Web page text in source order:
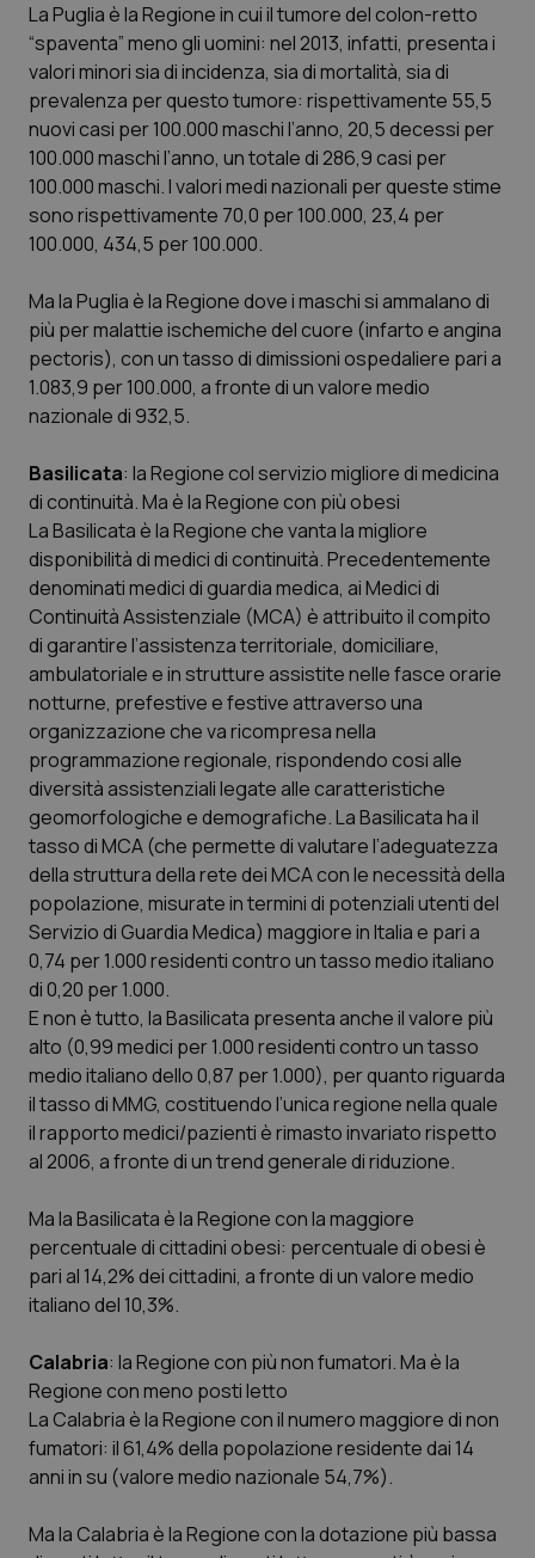
La Puglia è la Regione in cui il tumore del colon-retto
“spaventa” meno gli uomini: nel 2013, infatti, presenta i
valori minori sia di incidenza, sia di mortalità, sia di
prevalenza per questo tumore: rispettivamente 55,5
nuovi casi per 100.000 maschi l’anno, 20,5 decessi per
100.000 maschi l’anno, un totale di 286,9 casi per
100.000 maschi. I valori medi nazionali per queste stime
sono rispettivamente 70,0 per 100.000, 23,4 per
100.000, 434,5 per 100.000.
Ma la Puglia è la Regione dove i maschi si ammalano di
più per malattie ischemiche del cuore (infarto e angina
pectoris), con un tasso di dimissioni ospedaliere pari a
1.083,9 per 100.000, a fronte di un valore medio
nazionale di 932,5.
Basilicata: la Regione col servizio migliore di medicina
di continuità. Ma è la Regione con più obesi
La Basilicata è la Regione che vanta la migliore
disponibilità di medici di continuità. Precedentemente
denominati medici di guardia medica, ai Medici di
Continuità Assistenziale (MCA) è attribuito il compito
di garantire l’assistenza territoriale, domiciliare,
ambulatoriale e in strutture assistite nelle fasce orarie
notturne, prefestive e festive attraverso una
organizzazione che va ricompresa nella
programmazione regionale, rispondendo cosi alle
diversità assistenziali legate alle caratteristiche
geomorfologiche e demografiche. La Basilicata ha il
tasso di MCA (che permette di valutare l’adeguatezza
della struttura della rete dei MCA con le necessità della
popolazione, misurate in termini di potenziali utenti del
Servizio di Guardia Medica) maggiore in Italia e pari a
0,74 per 1.000 residenti contro un tasso medio italiano
di 0,20 per 1.000.
E non è tutto, la Basilicata presenta anche il valore più
alto (0,99 medici per 1.000 residenti contro un tasso
medio italiano dello 0,87 per 1.000), per quanto riguarda
il tasso di MMG, costituendo l’unica regione nella quale
il rapporto medici/pazienti è rimasto invariato rispetto
al 2006, a fronte di un trend generale di riduzione.
Ma la Basilicata è la Regione con la maggiore
percentuale di cittadini obesi: percentuale di obesi è
pari al 14,2% dei cittadini, a fronte di un valore medio
italiano del 10,3%.
Calabria: la Regione con più non fumatori. Ma è la
Regione con meno posti letto
La Calabria è la Regione con il numero maggiore di non
fumatori: il 61,4% della popolazione residente dai 14
anni in su (valore medio nazionale 54,7%).
Ma la Calabria è la Regione con la dotazione più bassa
_ga_KM60CM4NPH .quotidianosanita.it
1
Nome
Fornitore/
Dominio
Scadenza
_ga_0VMQEQKQ1N .quotidianosanita.it
1 anno 1
mese
cookie
da Google
Analytics
per
lo stato
della
Nome Fornitore/Dominio Scadenza
VISITOR_INFO1_LIVE
Google LLC
5 mesi 4
__Secure-YNID
.youtube.com
5 mesi 4
settimane